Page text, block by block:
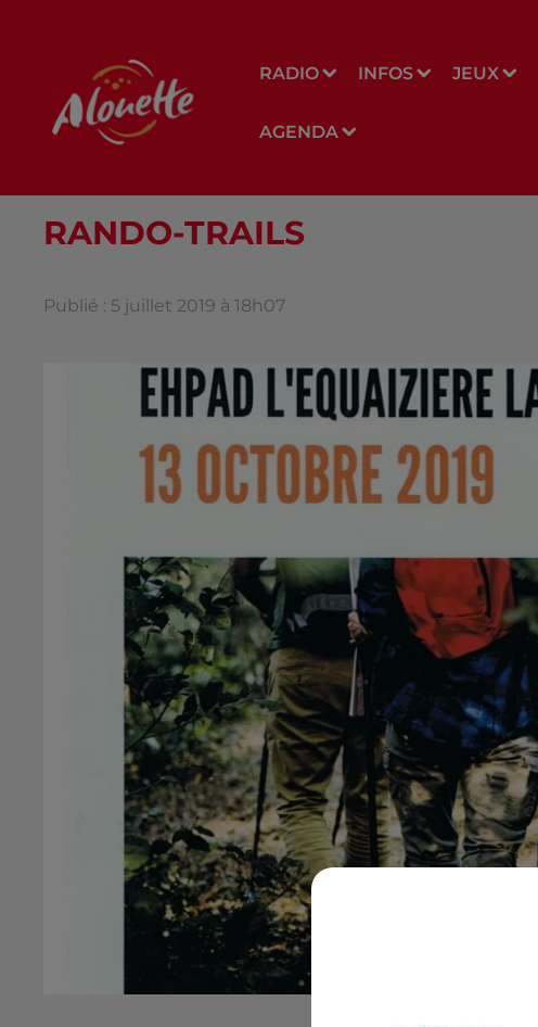
RADIO INFOS JEUX
AGENDA
RANDO-TRAILS
Publié : 5 juillet 2019 à 18h07